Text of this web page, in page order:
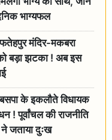
भाग्यफल
मंदिर-मकबरा
को बड़ा झटका ! अब इस
के इकलौते विधायक
! पूर्वांचल की राजनीति
जताया दुःख